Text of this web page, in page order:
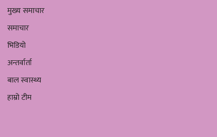
मुख्य समाचार
समाचार
भिडियो
अन्तर्वार्ता
बाल स्वास्थ्य
हाम्रो टीम